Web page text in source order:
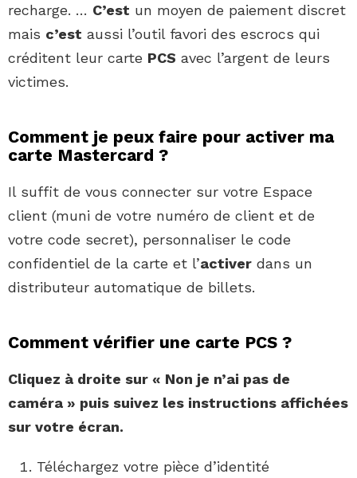
recharge. … C’est un moyen de paiement discret
mais c’est aussi l’outil favori des escrocs qui
créditent leur carte PCS avec l’argent de leurs
victimes.
Comment je peux faire pour activer ma
carte Mastercard ?
Il suffit de vous connecter sur votre Espace
client (muni de votre numéro de client et de
votre code secret), personnaliser le code
confidentiel de la carte et l’activer dans un
distributeur automatique de billets.
Comment vérifier une carte PCS ?
Cliquez à droite sur « Non je n’ai pas de
caméra » puis suivez les instructions affichées
sur votre écran.
Téléchargez votre pièce d’identité